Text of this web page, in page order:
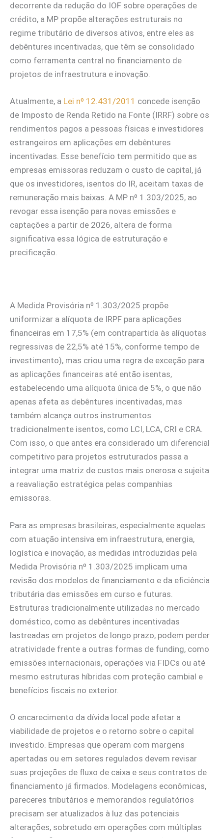
decorrente da redução do IOF sobre operações de
crédito, a MP propõe alterações estruturais no
regime tributário de diversos ativos, entre eles as
debêntures incentivadas, que têm se consolidado
como ferramenta central no financiamento de
projetos de infraestrutura e inovação.
Atualmente, a Lei nº 12.431/2011 concede isenção
de Imposto de Renda Retido na Fonte (IRRF) sobre os
rendimentos pagos a pessoas físicas e investidores
estrangeiros em aplicações em debêntures
incentivadas. Esse benefício tem permitido que as
empresas emissoras reduzam o custo de capital, já
que os investidores, isentos do IR, aceitam taxas de
remuneração mais baixas. A MP nº 1.303/2025, ao
revogar essa isenção para novas emissões e
captações a partir de 2026, altera de forma
significativa essa lógica de estruturação e
precificação.
A Medida Provisória nº 1.303/2025 propõe
uniformizar a alíquota de IRPF para aplicações
financeiras em 17,5% (em contrapartida às alíquotas
regressivas de 22,5% até 15%, conforme tempo de
investimento), mas criou uma regra de exceção para
as aplicações financeiras até então isentas,
estabelecendo uma alíquota única de 5%, o que não
apenas afeta as debêntures incentivadas, mas
também alcança outros instrumentos
tradicionalmente isentos, como LCI, LCA, CRI e CRA.
Com isso, o que antes era considerado um diferencial
competitivo para projetos estruturados passa a
integrar uma matriz de custos mais onerosa e sujeita
a reavaliação estratégica pelas companhias
emissoras.
Para as empresas brasileiras, especialmente aquelas
com atuação intensiva em infraestrutura, energia,
logística e inovação, as medidas introduzidas pela
Medida Provisória nº 1.303/2025 implicam uma
revisão dos modelos de financiamento e da eficiência
tributária das emissões em curso e futuras.
Estruturas tradicionalmente utilizadas no mercado
doméstico, como as debêntures incentivadas
lastreadas em projetos de longo prazo, podem perder
atratividade frente a outras formas de funding, como
emissões internacionais, operações via FIDCs ou até
mesmo estruturas híbridas com proteção cambial e
benefícios fiscais no exterior.
O encarecimento da dívida local pode afetar a
viabilidade de projetos e o retorno sobre o capital
investido. Empresas que operam com margens
apertadas ou em setores regulados devem revisar
suas projeções de fluxo de caixa e seus contratos de
financiamento já firmados. Modelagens econômicas,
pareceres tributários e memorandos regulatórios
precisam ser atualizados à luz das potenciais
alterações, sobretudo em operações com múltiplas